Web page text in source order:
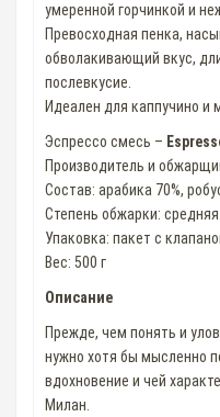
умеренной горчинкой и
Превосходная пенка,
обволакивающий вкус,
послевкусие.
Идеален для каппучино и
Эспрессо смесь –
Производитель и
Состав: арабика 70%,
Степень обжарки: средняя.
Упаковка: пакет с
Вес: 500 г
Описание
Прежде, чем понять и
нужно хотя бы мысленно
вдохновение и чей
Милан.